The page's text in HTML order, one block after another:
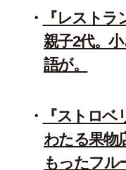
『レスト
親子2代。
語が。
『ストロ
わたる果物
もったフル